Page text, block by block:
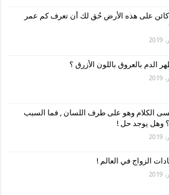
كائن على هذه الأرض حُق لك أن تعرف كم عمر
الدم بالعروق باللون الأزرق ؟
الكلام وهو على طرف اللسان , فما السبب
؟ وهل يوجد حل !
الزواج في العالم !